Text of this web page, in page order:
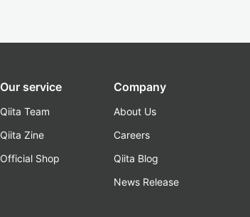
Our service
Qiita Team
Qiita Zine
Official Shop
Company
About Us
Careers
Qiita Blog
News Release